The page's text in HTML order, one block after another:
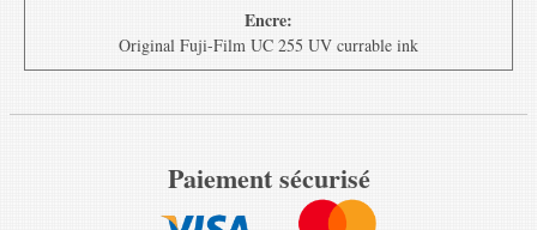
Encre:
Original Fuji-Film UC 255 UV currable ink
Paiement sécurisé